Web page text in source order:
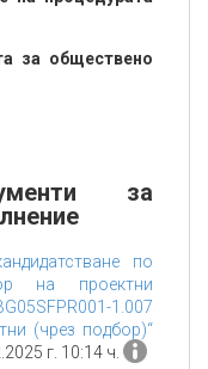
за обществено
за
по
на проектни
1.007
(чрез подбор)“
г. 10:14 ч.